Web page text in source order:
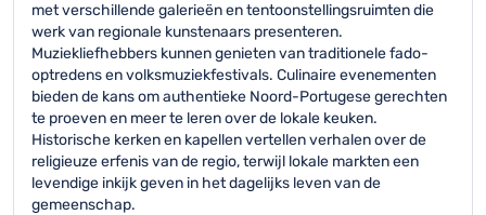
met verschillende galerieën en tentoonstellingsruimten die
werk van regionale kunstenaars presenteren.
Muziekliefhebbers kunnen genieten van traditionele fado-
optredens en volksmuziekfestivals. Culinaire evenementen
bieden de kans om authentieke Noord-Portugese gerechten
te proeven en meer te leren over de lokale keuken.
Historische kerken en kapellen vertellen verhalen over de
religieuze erfenis van de regio, terwijl lokale markten een
levendige inkijk geven in het dagelijks leven van de
gemeenschap.